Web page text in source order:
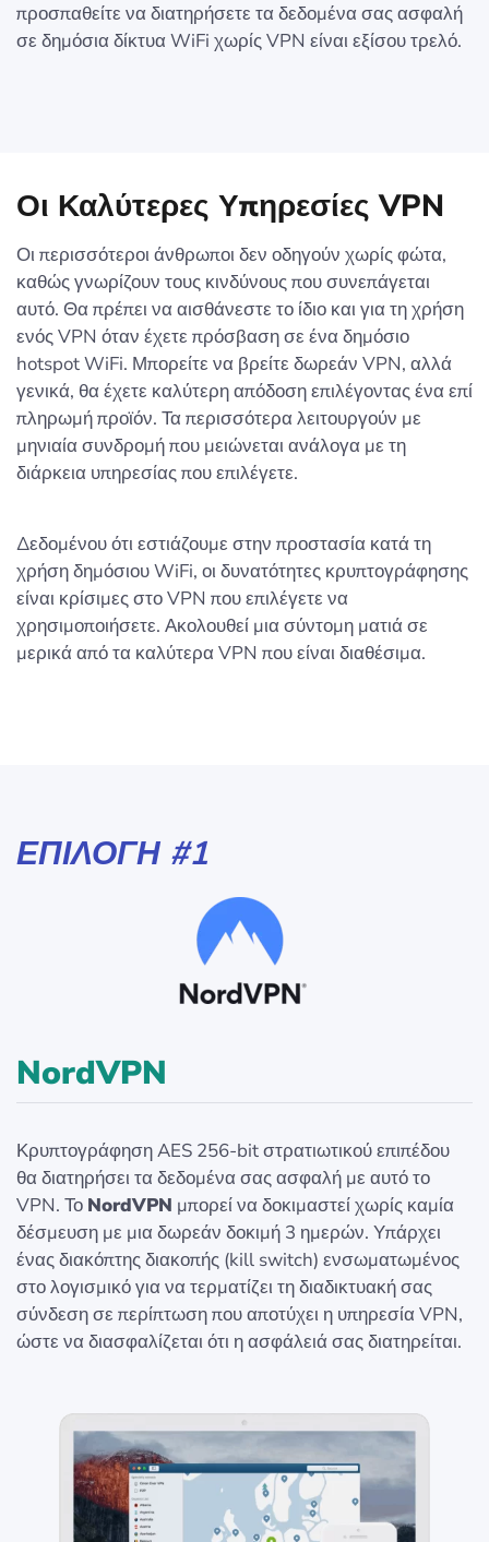
προσπαθείτε να διατηρήσετε τα δεδομένα σας ασφαλή
σε δημόσια δίκτυα WiFi χωρίς VPN είναι εξίσου τρελό.
Οι Καλύτερες Υπηρεσίες VPN
Οι περισσότεροι άνθρωποι δεν οδηγούν χωρίς φώτα,
καθώς γνωρίζουν τους κινδύνους που συνεπάγεται
αυτό. Θα πρέπει να αισθάνεστε το ίδιο και για τη χρήση
ενός VPN όταν έχετε πρόσβαση σε ένα δημόσιο
hotspot WiFi. Μπορείτε να βρείτε δωρεάν VPN, αλλά
γενικά, θα έχετε καλύτερη απόδοση επιλέγοντας ένα επί
πληρωμή προϊόν. Τα περισσότερα λειτουργούν με
μηνιαία συνδρομή που μειώνεται ανάλογα με τη
διάρκεια υπηρεσίας που επιλέγετε.
Δεδομένου ότι εστιάζουμε στην προστασία κατά τη
χρήση δημόσιου WiFi, οι δυνατότητες κρυπτογράφησης
είναι κρίσιμες στο VPN που επιλέγετε να
χρησιμοποιήσετε. Ακολουθεί μια σύντομη ματιά σε
μερικά από τα καλύτερα VPN που είναι διαθέσιμα.
ΕΠΙΛΟΓΉ #1
NordVPN
Κρυπτογράφηση AES 256-bit στρατιωτικού επιπέδου
θα διατηρήσει τα δεδομένα σας ασφαλή με αυτό το
VPN. Το NordVPN μπορεί να δοκιμαστεί χωρίς καμία
δέσμευση με μια δωρεάν δοκιμή 3 ημερών. Υπάρχει
ένας διακόπτης διακοπής (kill switch) ενσωματωμένος
στο λογισμικό για να τερματίζει τη διαδικτυακή σας
σύνδεση σε περίπτωση που αποτύχει η υπηρεσία VPN,
ώστε να διασφαλίζεται ότι η ασφάλειά σας διατηρείται.